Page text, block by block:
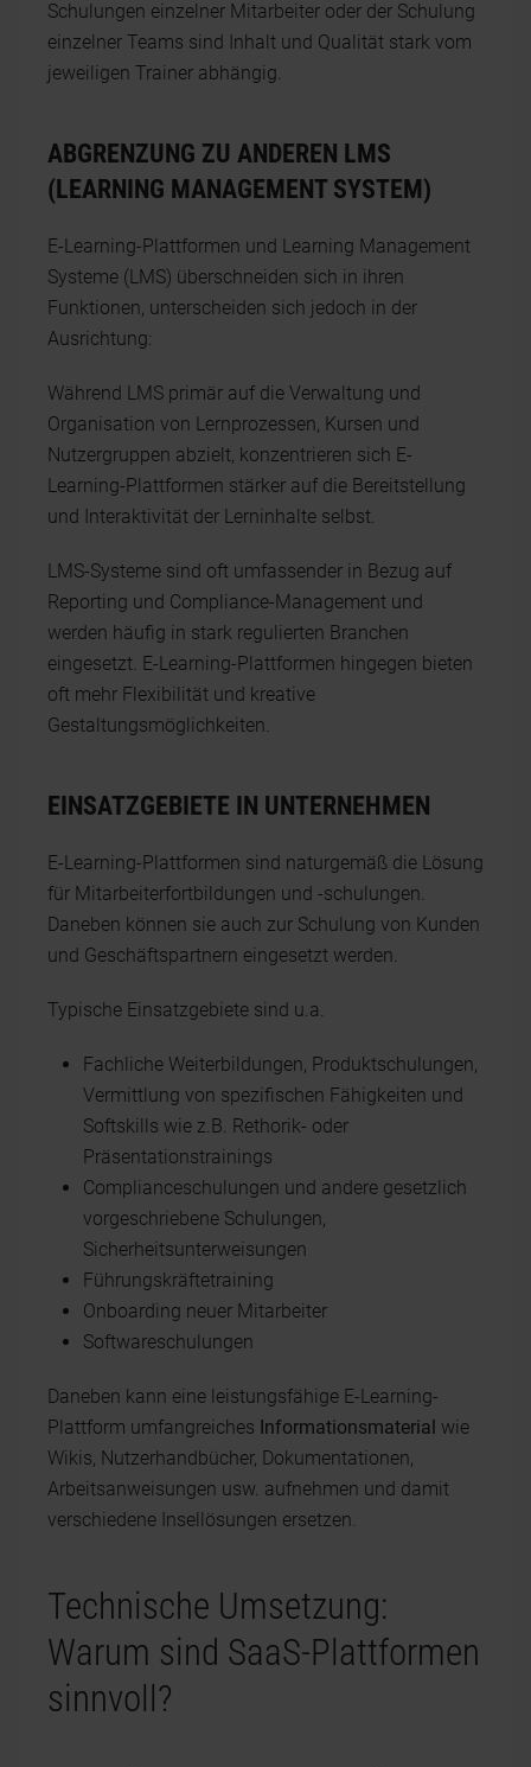
Schulungen einzelner Mitarbeiter oder der Schulung
einzelner Teams sind Inhalt und Qualität stark vom
jeweiligen Trainer abhängig.
ABGRENZUNG ZU ANDEREN LMS
(LEARNING MANAGEMENT SYSTEM)
E-Learning-Plattformen und Learning Management
Systeme (LMS) überschneiden sich in ihren
Funktionen, unterscheiden sich jedoch in der
Ausrichtung:
Während LMS primär auf die Verwaltung und
Organisation von Lernprozessen, Kursen und
Nutzergruppen abzielt, konzentrieren sich E-
Learning-Plattformen stärker auf die Bereitstellung
und Interaktivität der Lerninhalte selbst.
LMS-Systeme sind oft umfassender in Bezug auf
Reporting und Compliance-Management und
werden häufig in stark regulierten Branchen
eingesetzt. E-Learning-Plattformen hingegen bieten
oft mehr Flexibilität und kreative
Gestaltungsmöglichkeiten.
EINSATZGEBIETE IN UNTERNEHMEN
E-Learning-Plattformen sind naturgemäß die Lösung
für Mitarbeiterfortbildungen und -schulungen.
Daneben können sie auch zur Schulung von Kunden
und Geschäftspartnern eingesetzt werden.
Typische Einsatzgebiete sind u.a.
Fachliche Weiterbildungen, Produktschulungen,
Vermittlung von spezifischen Fähigkeiten und
Softskills wie z.B. Rethorik- oder
Präsentationstrainings
Complianceschulungen und andere gesetzlich
vorgeschriebene Schulungen,
Sicherheitsunterweisungen
Führungskräftetraining
Onboarding neuer Mitarbeiter
Softwareschulungen
Daneben kann eine leistungsfähige E-Learning-
Plattform umfangreiches Informationsmaterial wie
Wikis, Nutzerhandbücher, Dokumentationen,
Arbeitsanweisungen usw. aufnehmen und damit
verschiedene Insellösungen ersetzen.
Technische Umsetzung:
Warum sind SaaS-Plattformen
sinnvoll?